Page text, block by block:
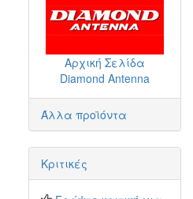
Αρχική Σελίδα
Diamond Antenna
Άλλα προϊόντα
Κριτικές